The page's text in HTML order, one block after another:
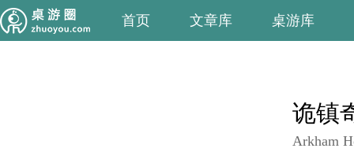
首页 文章库 桌游库
诡镇
Arkham